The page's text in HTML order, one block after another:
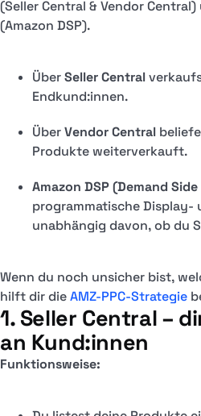
(Seller Central & Vendor Central)
(Amazon DSP).
ÜberSeller Central
Endkund:innen.
ÜberVendor Central
Produkte weiterverkauft.
Amazon DSP (Demand
programmatische Display-
unabhängig davon, ob du
Wenn du noch unsicher bist,
hilft dir dieAMZ-PPC-Strategie
1. Seller Central –
an Kund:innen
Funktionsweise: